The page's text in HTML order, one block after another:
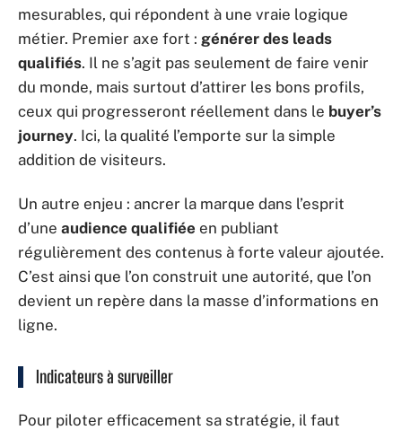
mesurables, qui répondent à une vraie logique
métier. Premier axe fort : générer des leads
qualifiés. Il ne s’agit pas seulement de faire venir
du monde, mais surtout d’attirer les bons profils,
ceux qui progresseront réellement dans le buyer’s
journey. Ici, la qualité l’emporte sur la simple
addition de visiteurs.
Un autre enjeu : ancrer la marque dans l’esprit
d’une audience qualifiée en publiant
régulièrement des contenus à forte valeur ajoutée.
C’est ainsi que l’on construit une autorité, que l’on
devient un repère dans la masse d’informations en
ligne.
Indicateurs à surveiller
Pour piloter efficacement sa stratégie, il faut